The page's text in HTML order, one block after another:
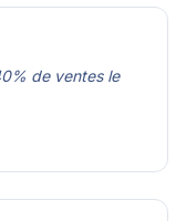
de ventes le